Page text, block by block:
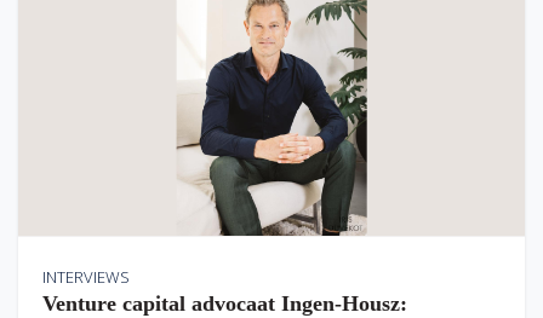
INTERVIEWS
Venture capital advocaat Ingen-Housz: